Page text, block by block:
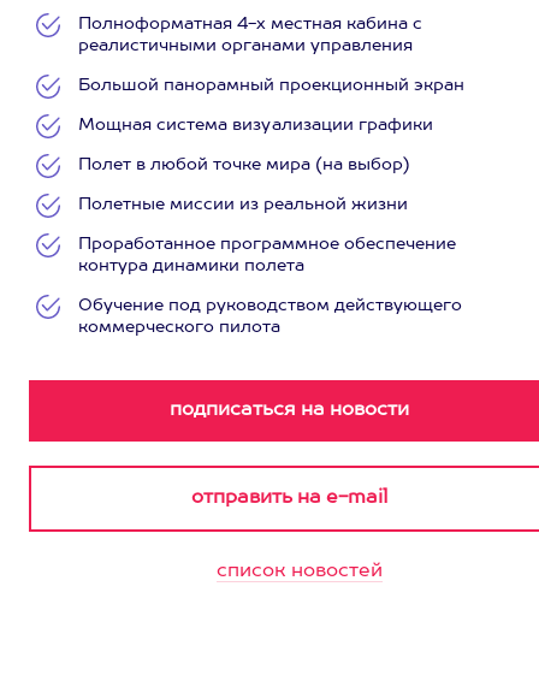
Полноформатная 4-х местная кабина с
реалистичными органами управления
Большой панорамный проекционный экран
Мощная система визуализации графики
Полет в любой точке мира (на выбор)
Полетные миссии из реальной жизни
Проработанное программное обеспечение
контура динамики полета
Обучение под руководством действующего
коммерческого пилота
список новостей